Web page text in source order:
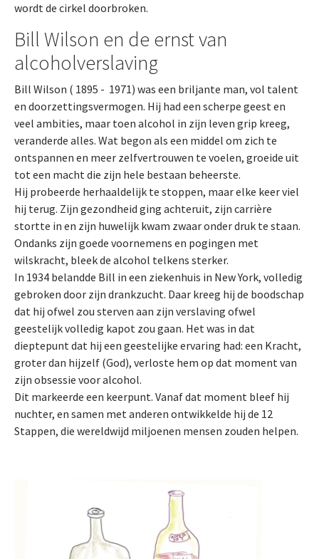
wordt de cirkel doorbroken.
Bill Wilson en de ernst van
alcoholverslaving
Bill Wilson ( 1895 - 1971) was een briljante man, vol talent
en doorzettingsvermogen. Hij had een scherpe geest en
veel ambities, maar toen alcohol in zijn leven grip kreeg,
veranderde alles. Wat begon als een middel om zich te
ontspannen en meer zelfvertrouwen te voelen, groeide uit
tot een macht die zijn hele bestaan beheerste.
Hij probeerde herhaaldelijk te stoppen, maar elke keer viel
hij terug. Zijn gezondheid ging achteruit, zijn carrière
stortte in en zijn huwelijk kwam zwaar onder druk te staan.
Ondanks zijn goede voornemens en pogingen met
wilskracht, bleek de alcohol telkens sterker.
In 1934 belandde Bill in een ziekenhuis in New York, volledig
gebroken door zijn drankzucht. Daar kreeg hij de boodschap
dat hij ofwel zou sterven aan zijn verslaving ofwel
geestelijk volledig kapot zou gaan. Het was in dat
dieptepunt dat hij een geestelijke ervaring had: een Kracht,
groter dan hijzelf (God), verloste hem op dat moment van
zijn obsessie voor alcohol.
Dit markeerde een keerpunt. Vanaf dat moment bleef hij
nuchter, en samen met anderen ontwikkelde hij de 12
Stappen, die wereldwijd miljoenen mensen zouden helpen.